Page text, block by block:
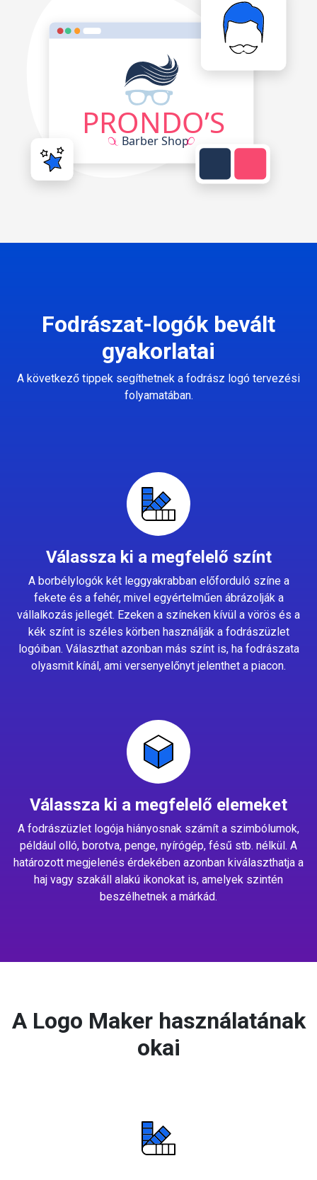
Fodrászat-logók bevált
gyakorlatai
A következő tippek segíthetnek a fodrász logó tervezési
folyamatában.
Válassza ki a megfelelő színt
A borbélylogók két leggyakrabban előforduló színe a
fekete és a fehér, mivel egyértelműen ábrázolják a
vállalkozás jellegét. Ezeken a színeken kívül a vörös és a
kék színt is széles körben használják a fodrászüzlet
logóiban. Választhat azonban más színt is, ha fodrászata
olyasmit kínál, ami versenyelőnyt jelenthet a piacon.
Válassza ki a megfelelő elemeket
A fodrászüzlet logója hiányosnak számít a szimbólumok,
például olló, borotva, penge, nyírógép, fésű stb. nélkül. A
határozott megjelenés érdekében azonban kiválaszthatja a
haj vagy szakáll alakú ikonokat is, amelyek szintén
beszélhetnek a márkád.
A Logo Maker használatának
okai